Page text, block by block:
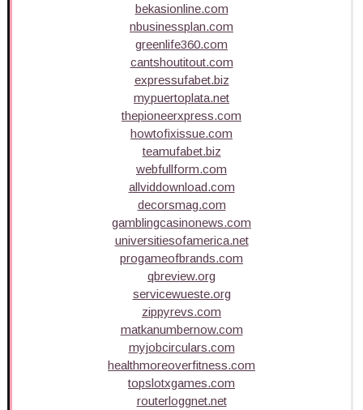
bekasionline.com
nbusinessplan.com
greenlife360.com
cantshoutitout.com
expressufabet.biz
mypuertoplata.net
thepioneerxpress.com
howtofixissue.com
teamufabet.biz
webfullform.com
allviddownload.com
decorsmag.com
gamblingcasinonews.com
universitiesofamerica.net
progameofbrands.com
qbreview.org
servicewueste.org
zippyrevs.com
matkanumbernow.com
myjobcirculars.com
healthmoreoverfitness.com
topslotxgames.com
routerloggnet.net